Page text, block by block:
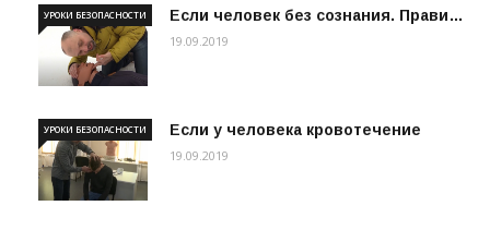
Если человек без сознания. Прави…
УРОКИ БЕЗОПАСНОСТИ
19.09.2019
Если у человека кровотечение
УРОКИ БЕЗОПАСНОСТИ
19.09.2019